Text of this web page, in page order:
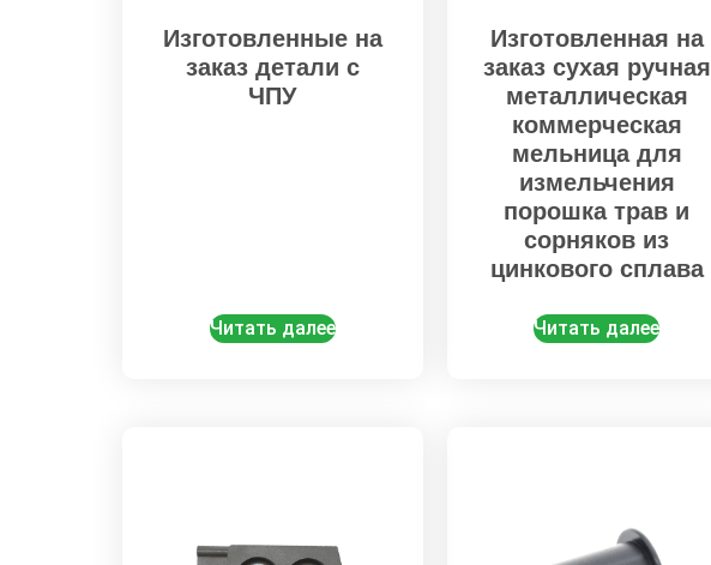
Изготовленные на
заказ детали с
ЧПУ
Читать далее
Изготовленная на
заказ сухая ручная
металлическая
коммерческая
мельница для
измельчения
порошка трав и
сорняков из
цинкового сплава
Читать далее